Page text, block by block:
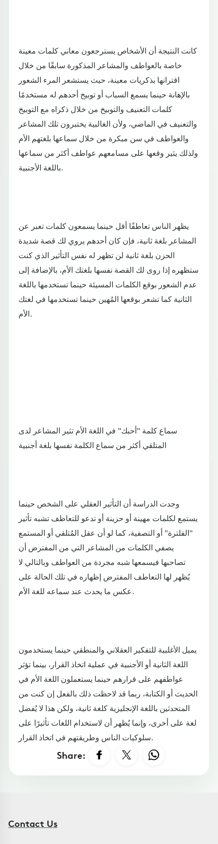
كانت النتيجة أن الأشخاص يسترجعون معاني كلمات معينة
خاصة بالعواطف والمشاعر المذكورة سابقًا من خلال
اقترانها بذكريات معينة، حيث يستشعر المرء الشعور
بالإهانة حينما يسمع السباب أو توبيخ أحدهم له مستخدمًا
كلمات التعنيف والتوبيخ من خلال ذكراه مع التوبيخ
والتعنيف في الماضي، ولأن الغالبية يختبرون تلك المشاعر
والعواطف في سن مبكرة من خلال سماعها بلغتهم الأم
ولذلك يثير وقعها على مسامعهم عواطف أكثر من سماعها
باللغة الأجنبية.
يظهر الناس تعاطفًا أقل حينما يسمعون كلمات تعبر عن
المشاعر بلغة ثانية، فإن كان أحدهم يروي لك قصة شديدة
الحزن بلغة ثانية لن تظهر له نفس التأثير الذي كنت
ستظهره إذا روى لك القصة نفسها بلغتك الأم، بالإضافة إلى
عدم الشعور بوقع الكلمات المسيئة حينما تستخدمها باللغة
الثانية كما تشعر بوقعها المُهين حينما تستخدمها في لغتك
الأم.
سماع كلمة "أحبك" في اللغة الأم تثير المشاعر لدى
المتلقي أكثر من سماع الكلمة نفسها بلغة أجنبية
وجدت الدراسة أن التأثير العقلي على الشخص حينما
يستمع لكلمات مهينة أو حزينة أو تدعو للتعاطف تشبه تأثير
"الفلترة" أو التصفية، كما لو أن عقل المُتلقي أو المستمع
يصفي الكلمات من المشاعر التي من المفترض أن
تصاحبها فيسمعها شبه مجردة من العواطف وبالتالي لا
يُظهر لها التعاطف المفترض إظهاره في تلك الحالة على
عكس ما يحدث عند سماعه للغة الأم.
يميل الأغلبية للتفكير العقلاني والمنطقي حينما يستخدمون
اللغة الثانية أو الأجنبية في عملية اتخاذ القرار، بينما تؤثر
عواطفهم على قرارهم حينما يستعملون اللغة الأم في
الحديث أو الكتابة، ربما قد لاحظت ذلك بالفعل إن كنت من
المتحدثين باللغة الإنجليزية كلغة ثانية، ولكن هذا لا يُفضل
لغة على أخرى، وإنما يُظهر أن لاستخدام اللغات تأثيرًا على
سلوكيات الناس وطريقتهم في اتخاذ القرار.
Share:
Contact Us